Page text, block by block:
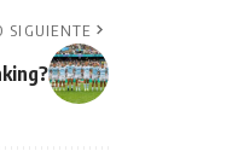
SIGUIENTE